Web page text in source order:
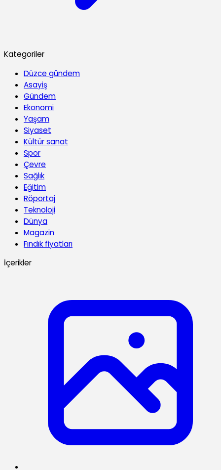
Kategoriler
Düzce gündem
Asayiş
Gündem
Ekonomi
Yaşam
Siyaset
Kültür sanat
Spor
Çevre
Sağlık
Eğitim
Röportaj
Teknoloji
Dünya
Magazin
Fındık fiyatları
İçerikler